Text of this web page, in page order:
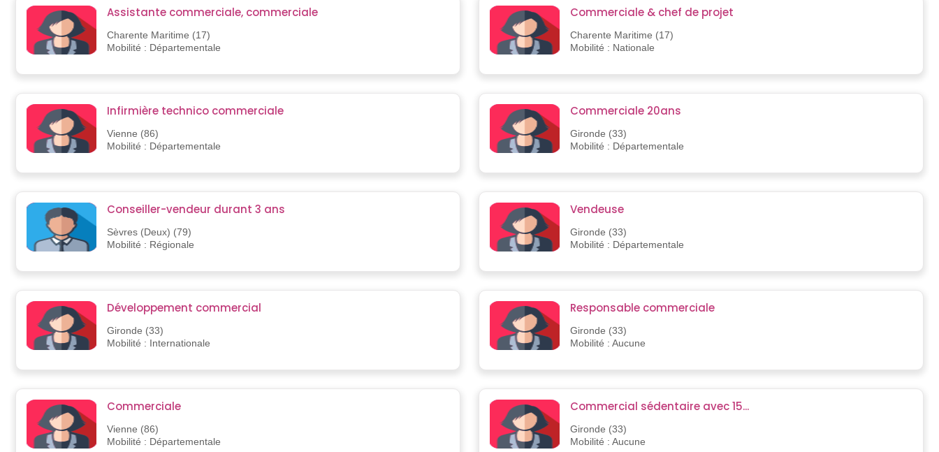
Assistante commerciale, commerciale
Charente Maritime (17)
Mobilité : Départementale
Commerciale & chef de projet
Charente Maritime (17)
Mobilité : Nationale
Infirmière technico commerciale
Vienne (86)
Mobilité : Départementale
Commerciale 20ans
Gironde (33)
Mobilité : Départementale
Conseiller-vendeur durant 3 ans
Sèvres (Deux) (79)
Mobilité : Régionale
Vendeuse
Gironde (33)
Mobilité : Départementale
Développement commercial
Gironde (33)
Mobilité : Internationale
Responsable commerciale
Gironde (33)
Mobilité : Aucune
Commerciale
Vienne (86)
Mobilité : Départementale
Commercial sédentaire avec 15...
Gironde (33)
Mobilité : Aucune